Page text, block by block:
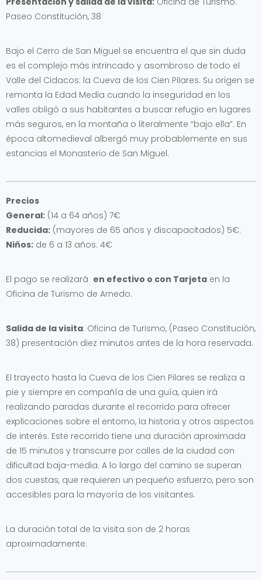
Paseo Constitución, 38
Bajo el Cerro de San Miguel se encuentra el que sin duda
es el complejo más intrincado y asombroso de todo el
Valle del Cidacos: la Cueva de los Cien Pilares. Su origen se
remonta la Edad Media cuando la inseguridad en los
valles obligó a sus habitantes a buscar refugio en lugares
más seguros, en la montaña o literalmente “bajo ella”. En
época altomedieval albergó muy probablemente en sus
estancias el Monasterio de San Miguel.
Precios
General: (14 a 64 años) 7€
Reducida: (mayores de 65 años y discapacitados) 5€.
Niños: de 6 a 13 años. 4€
El pago se realizará en efectivo o con Tarjeta en la
Oficina de Turismo de Arnedo.
Salida de la visita: Oficina de Turismo, (Paseo Constitución,
38) presentación diez minutos antes de la hora reservada.
El trayecto hasta la Cueva de los Cien Pilares se realiza a
pie y siempre en compañía de una guía, quien irá
realizando paradas durante el recorrido para ofrecer
explicaciones sobre el entorno, la historia y otros aspectos
de interés. Este recorrido tiene una duración aproximada
de 15 minutos y transcurre por calles de la ciudad con
dificultad baja-media. A lo largo del camino se superan
dos cuestas, que requieren un pequeño esfuerzo, pero son
accesibles para la mayoría de los visitantes.
La duración total de la visita son de 2 horas
aproximadamente.